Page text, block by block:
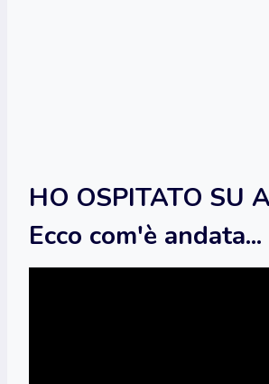
HO OSPITATO SU
Ecco com'è andata...